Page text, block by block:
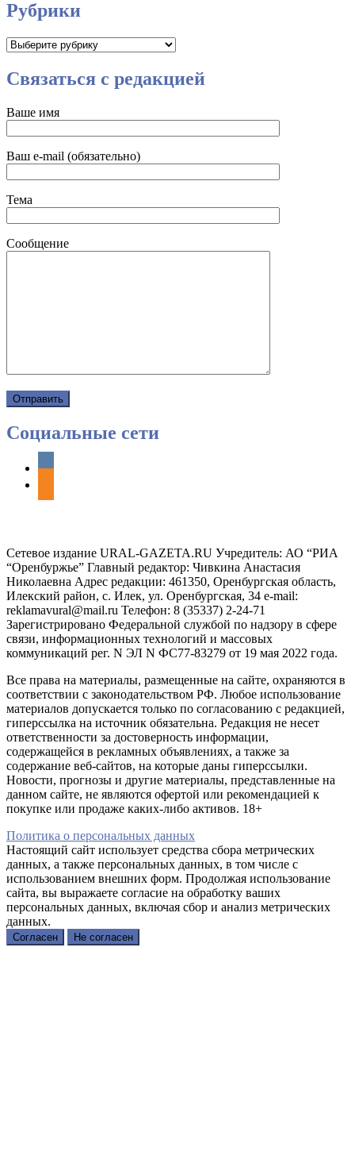
Рубрики
Рубрики
Связаться с редакцией
Ваше имя
Ваш e-mail (обязательно)
Тема
Сообщение
Социальные сети
vkontakte
Сетевое издание URAL-GAZETA.RU Учредитель: АО “РИА
“Оренбуржье” Главный редактор: Чивкина Анастасия
Николаевна Адрес редакции: 461350, Оренбургская область,
Илекский район, с. Илек, ул. Оренбургская, 34 e-mail:
reklamavural@mail.ru Телефон: 8 (35337) 2-24-71
Зарегистрировано Федеральной службой по надзору в сфере
связи, информационных технологий и массовых
коммуникаций рег. N ЭЛ N ФС77-83279 от 19 мая 2022 года.
Все права на материалы, размещенные на сайте, охраняются в
соответствии с законодательством РФ. Любое использование
материалов допускается только по согласованию с редакцией,
гиперссылка на источник обязательна. Редакция не несет
ответственности за достоверность информации,
содержащейся в рекламных объявлениях, а также за
содержание веб-сайтов, на которые даны гиперссылки.
Новости, прогнозы и другие материалы, представленные на
данном сайте, не являются офертой или рекомендацией к
покупке или продаже каких-либо активов. 18+
Политика о персональных данных
Настоящий сайт использует средства сбора метрических
данных, а также персональных данных, в том числе с
использованием внешних форм. Продолжая использование
сайта, вы выражаете согласие на обработку ваших
персональных данных, включая сбор и анализ метрических
данных.
Согласен Не согласен